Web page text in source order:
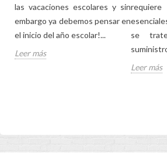
las vacaciones escolares y sin
embargo ya debemos pensar en
el inicio del año escolar!...
Leer más
se
Leer más